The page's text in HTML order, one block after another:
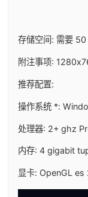
存储空间: 需要
附注事项:
推荐配置:
操作系统 *:
处理器: 2+ ghz
内存: 4 gigabit
显卡: OpenGL